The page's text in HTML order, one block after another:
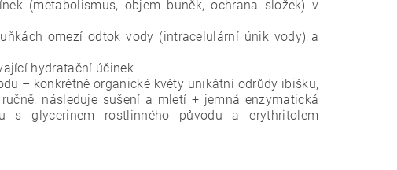
(metabolismus, objem buněk, ochrana složek) v
omezí odtok vody (intracelulární únik vody) a
hydratační účinek
– konkrétně organické květy unikátní odrůdy ibišku,
následuje sušení a mletí + jemná enzymatická
s glycerinem rostlinného původu a erythritolem